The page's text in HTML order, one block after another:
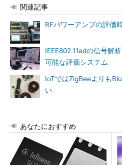
関連記事
RFパワーアンプの評価
IEEE802.11adの信号解
可能な評価システム
IoTではZigBeeよりも
い
あなたにおすすめ